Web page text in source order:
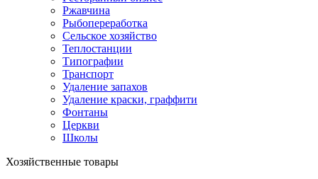
Ржавчина
Рыбопереработка
Сельское хозяйство
Теплостанции
Типографии
Транспорт
Удаление запахов
Удаление краски, граффити
Фонтаны
Церкви
Школы
Хозяйственные товары